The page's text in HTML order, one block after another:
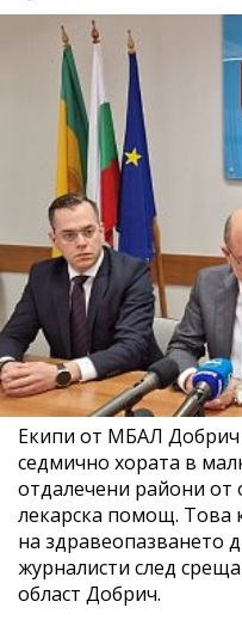
Екипи от МБАЛ
седмично хората в
отдалечени райони от
лекарска помощ. Това
на здравеопазването
журналисти след
област Добрич.